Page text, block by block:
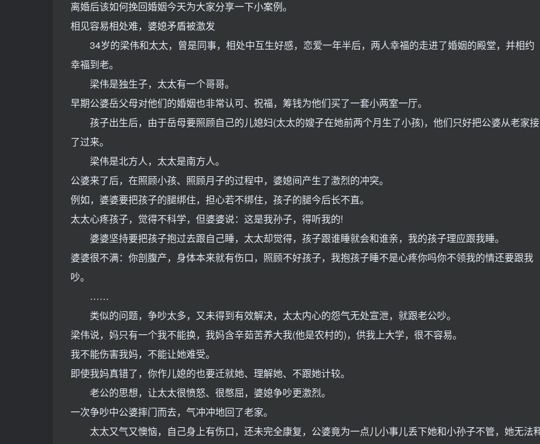
离婚后该如何挽回婚姻今天为大家分享一下小案例。
相见容易相处难，婆媳矛盾被激发
34岁的梁伟和太太，曾是同事，相处中互生好感，恋爱一年半后，两人幸福的走进了婚姻的殿堂，并相约
幸福到老。
梁伟是独生子，太太有一个哥哥。
早期公婆岳父母对他们的婚姻也非常认可、祝福，筹钱为他们买了一套小两室一厅。
孩子出生后，由于岳母要照顾自己的儿媳妇(太太的嫂子在她前两个月生了小孩)，他们只好把公婆从老家接
了过来。
梁伟是北方人，太太是南方人。
公婆来了后，在照顾小孩、照顾月子的过程中，婆媳间产生了激烈的冲突。
例如，婆婆要把孩子的腿绑住，担心若不绑住，孩子的腿今后长不直。
太太心疼孩子，觉得不科学，但婆婆说：这是我孙子，得听我的!
婆婆坚持要把孩子抱过去跟自己睡，太太却觉得，孩子跟谁睡就会和谁亲，我的孩子理应跟我睡。
婆婆很不满：你剖腹产，身体本来就有伤口，照顾不好孩子，我抱孩子睡不是心疼你吗你不领我的情还要跟我
吵。
……
类似的问题，争吵太多，又未得到有效解决，太太内心的怨气无处宣泄，就跟老公吵。
梁伟说，妈只有一个我不能换，我妈含辛茹苦养大我(他是农村的)，供我上大学，很不容易。
我不能伤害我妈，不能让她难受。
即使我妈真错了，你作儿媳的也要迁就她、理解她、不跟她计较。
老公的思想，让太太很愤怒、很憋屈，婆媳争吵更激烈。
一次争吵中公婆摔门而去，气冲冲地回了老家。
太太又气又懊恼，自己身上有伤口，还未完全康复，公婆竟为一点儿小事儿丢下她和小孙子不管，她无法